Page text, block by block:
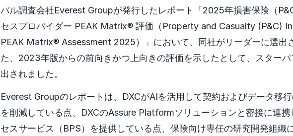
バル調査会社Everest Groupが発行したレポート「2025年損害保険（
セスプロバイダー PEAK Matrix® 評価（Property and Casualty (P&C)
PEAK Matrix® Assessment 2025）」において、同社がリーダーに選出
た、2023年版からの前向きかつ上向きの評価を示したとして、スター
出されました。
Everest Groupのレポートは、DXCがAIを活用して契約およびデータ移
を削減している点、DXCのAssure Platformソリューションと密接に連携
セスサービス（BPS）を提供している点、保険向け専任の研究開発組織